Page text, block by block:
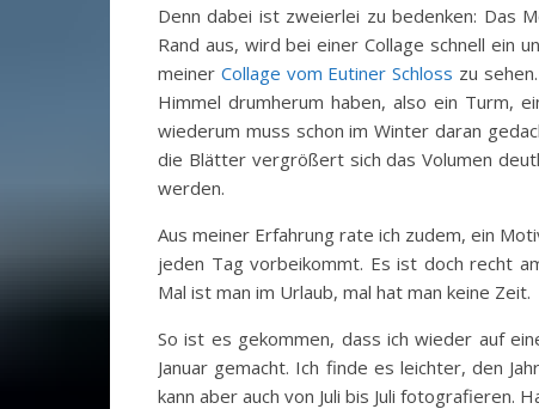
Denn dabei ist zweierlei zu bedenken: Das
Rand aus, wird bei einer Collage schnell ein
meiner Collage vom Eutiner Schloss zu
Himmel drumherum haben, also ein Turm,
wiederum muss schon im Winter daran
die Blätter vergrößert sich das Volumen
werden.
Aus meiner Erfahrung rate ich zudem, ein
jeden Tag vorbeikommt. Es ist doch recht
Mal ist man im Urlaub, mal hat man keine Zeit.
So ist es gekommen, dass ich wieder auf
Januar gemacht. Ich finde es leichter, den
kann aber auch von Juli bis Juli fotografieren.